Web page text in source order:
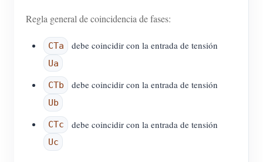
Regla general de coincidencia de fases:
CTa debe coincidir con la entrada de tensión
Ua
CTb debe coincidir con la entrada de tensión
Ub
CTc debe coincidir con la entrada de tensión
Uc